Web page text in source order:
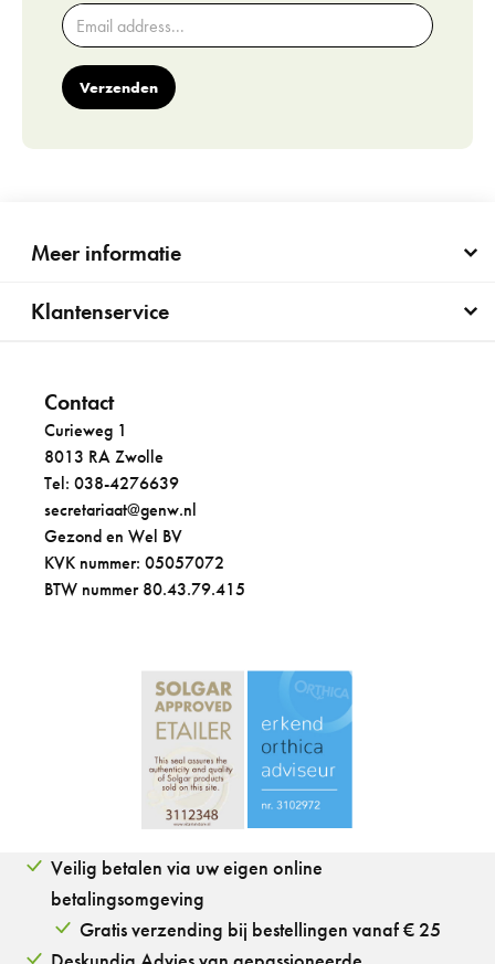
Verzenden
Meer informatie
Klantenservice
Contact
Curieweg 1
8013 RA Zwolle
Tel: 038-4276639
secretariaat@genw.nl
Gezond en Wel BV
KVK nummer: 05057072
BTW nummer 80.43.79.415
Veilig betalen via uw eigen online
betalingsomgeving
Gratis verzending bij bestellingen vanaf € 25